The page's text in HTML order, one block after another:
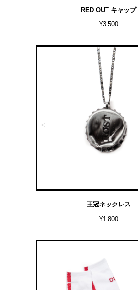
RED OUT キャップ
¥3,500
<
王冠ネックレス
¥1,800